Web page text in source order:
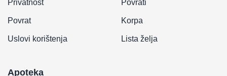
Privatnost
Povrat
Uslovi korištenja
Povrati
Korpa
Lista želja
Apoteka